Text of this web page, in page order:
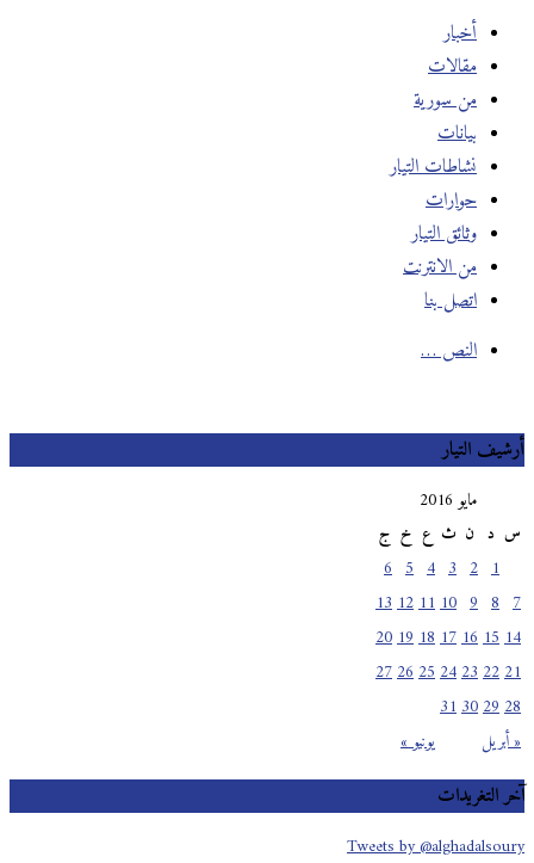
أخبار
مقالات
من سورية
بيانات
نشاطات التيار
حوارات
وثائق التيار
من الانترنت
اتصل بنا
النص …
أرشيف التيار
مايو 2016
س
ث خ ج
« أبريل يونيو »
10
11
12
13
14
15
16
17
18
19
20
21
22
23
24
25
26
27
28
29
30
31
آخر التغريدات
Tweets by @alghadalsoury